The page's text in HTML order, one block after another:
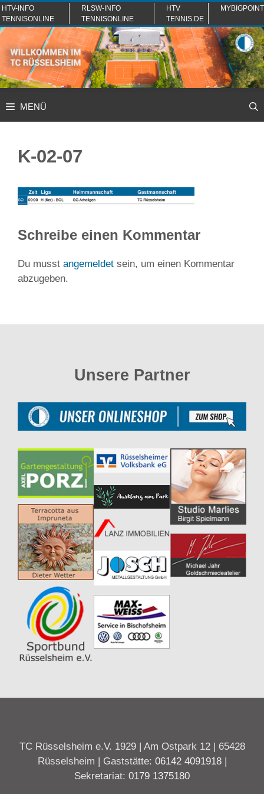
Zum
Inhalt
springen
HTV-INFO
TENNISONLINE
RLSW-INFO
TENNISONLINE
HTV
TENNIS.DE
MYBIGPOINT
MENÜ
K-02-07
Schreibe einen Kommentar
Du musst angemeldet sein, um einen Kommentar
abzugeben.
Unsere Partner
TC Rüsselsheim e.V. 1929 | Am Ostpark 12 | 65428
Rüsselsheim | Gaststätte: 06142 4091918|
Sekretariat: 0179 1375180